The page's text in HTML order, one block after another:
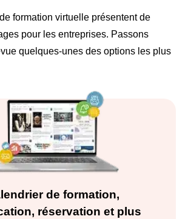
formation virtuelle présentent de
pour les entreprises. Passons
quelques-unes des options les plus
de formation,
réservation et plus